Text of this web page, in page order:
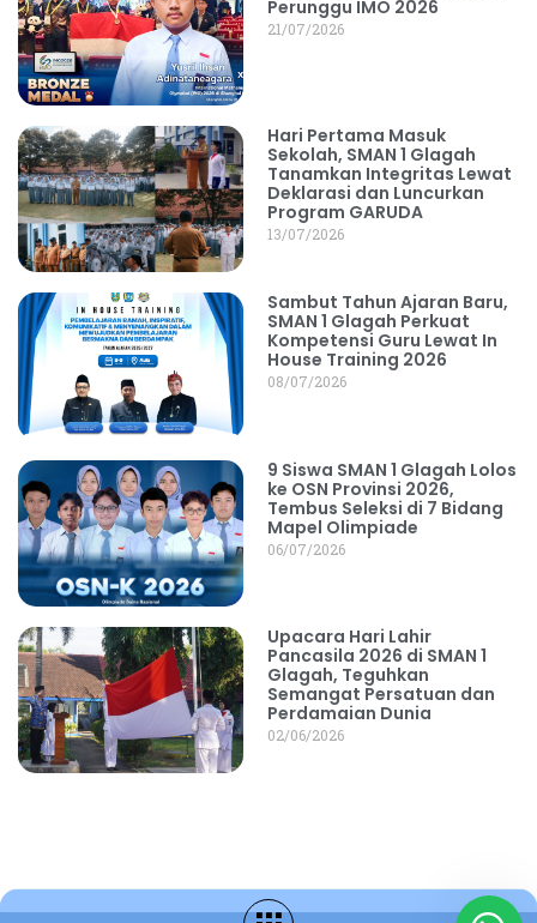
Perunggu IMO 2026
21/07/2026
Hari Pertama Masuk
Sekolah, SMAN 1 Glagah
Tanamkan Integritas Lewat
Deklarasi dan Luncurkan
Program GARUDA
13/07/2026
Sambut Tahun Ajaran Baru,
SMAN 1 Glagah Perkuat
Kompetensi Guru Lewat In
House Training 2026
08/07/2026
9 Siswa SMAN 1 Glagah Lolos
ke OSN Provinsi 2026,
Tembus Seleksi di 7 Bidang
Mapel Olimpiade
06/07/2026
Upacara Hari Lahir
Pancasila 2026 di SMAN 1
Glagah, Teguhkan
Semangat Persatuan dan
Perdamaian Dunia
02/06/2026